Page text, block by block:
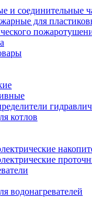
и соединительные
для
котлов
водонагревателей